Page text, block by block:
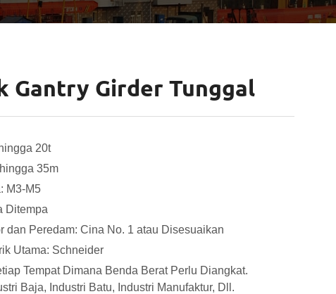
Gantry Girder Tunggal
20t
35m
M3-M5
Ditempa
dan Peredam: Cina No. 1 atau Disesuaikan
Utama: Schneider
Tempat Dimana Benda Berat Perlu Diangkat.
Baja, Industri Batu, Industri Manufaktur, Dll.